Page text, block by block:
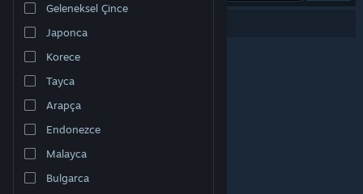
Dili değiştir
Steam mobil uygulamasını yükle
Masaüstü internet sitesini görüntüle
Geleneksel Çince
Japonca
Korece
Tayca
Arapça
Endonezce
Malayca
Bulgarca